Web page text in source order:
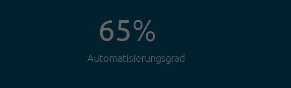
65%
Automatisierungsgrad